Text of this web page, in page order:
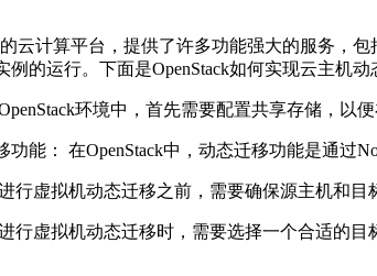
计算平台，提供了许多功能强大的服务，包
的运行。下面是OpenStack如何实现云主机动
环境中，首先需要配置共享存储，以便
： 在OpenStack中，动态迁移功能是通过
虚拟机动态迁移之前，需要确保源主机和目
虚拟机动态迁移时，需要选择一个合适的目